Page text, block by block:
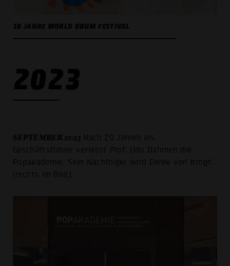
10 JAHRE WORLD DRUM FESTIVAL
2023
SEPTEMBER 2023 Nach 20 Jahren als
Geschäftsführer verlässt Prof. Udo Dahmen die
Popakademie. Sein Nachfolger wird Derek von Krogh
(rechts im Bild).